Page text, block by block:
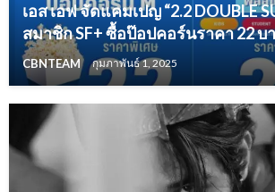
เอส เอฟ จัดแคมเปญ “2.2 DOUBLE
สมาชิก SF+ ซื้อป๊อปคอร์นราคา 22 บ
CBNTEAM กุมภาพันธ์ 1, 2025